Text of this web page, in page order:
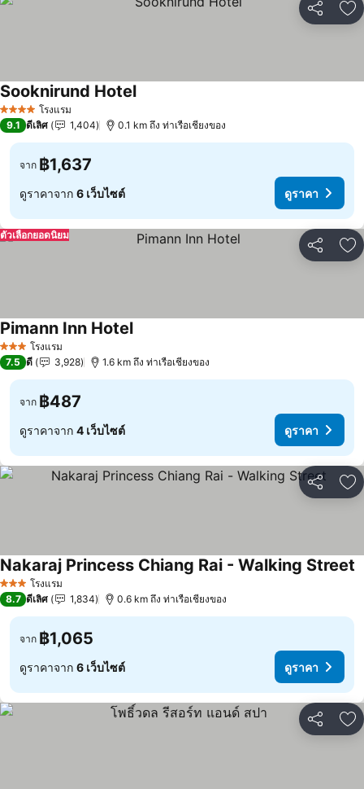
แชร์ เ
4 ดาว โรงแรม
Sooknirund Hotel
9.1 ดีเลิศ 1,404 0.1 km ถึง ท่าเรือเชียงของ
จาก ฿1,637
ดูราคาจาก 6 เว็บไซต์ ดูราคา
แชร์ เ
ตัวเลือกยอดนิยม
3 ดาว โรงแรม
Pimann Inn Hotel
7.5 ดี 3,928 1.6 km ถึง ท่าเรือเชียงของ
จาก ฿487
ดูราคาจาก 4 เว็บไซต์ ดูราคา
แชร์ เ
3 ดาว โรงแรม
Nakaraj Princess Chiang Rai - Walking Street
8.7 ดีเลิศ 1,834 0.6 km ถึง ท่าเรือเชียงของ
จาก ฿1,065
ดูราคาจาก 6 เว็บไซต์ ดูราคา
แชร์ เ